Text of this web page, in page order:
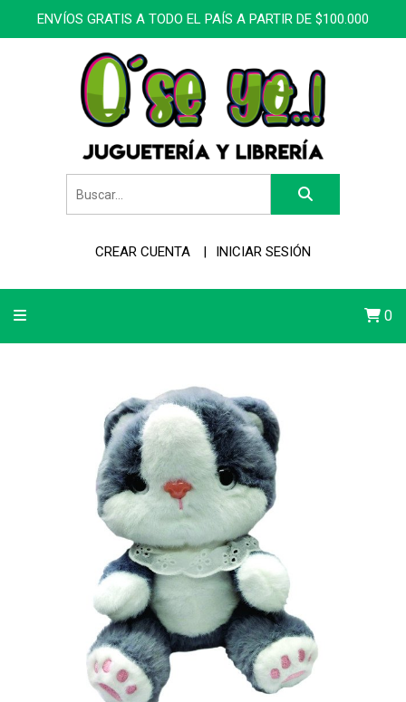
ENVÍOS GRATIS A TODO EL PAÍS A PARTIR DE $100.000
CREAR CUENTA INICIAR SESIÓN
0